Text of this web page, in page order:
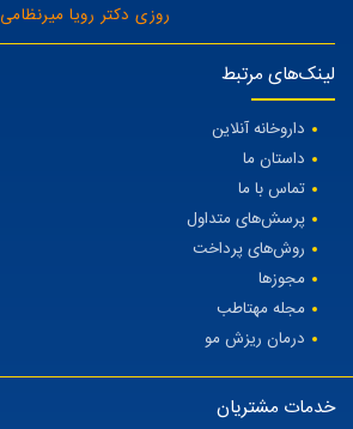
روزی دکتر رویا میرنظامی
لینک‌های مرتبط
داروخانه آنلاین
داستان ما
تماس با ما
پرسش‌های متداول
روش‌های پرداخت
مجوزها
مجله مهتاطب
درمان ریزش مو
خدمات مشتریان